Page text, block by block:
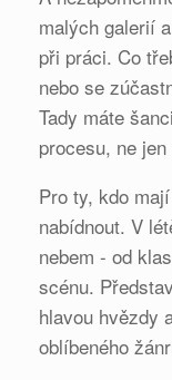
malých galerií
při práci. Co
nebo se
Tady máte
procesu, ne
Pro ty, kdo
nabídnout. V
nebem - od
scénu.
hlavou hvězdy
oblíbeného